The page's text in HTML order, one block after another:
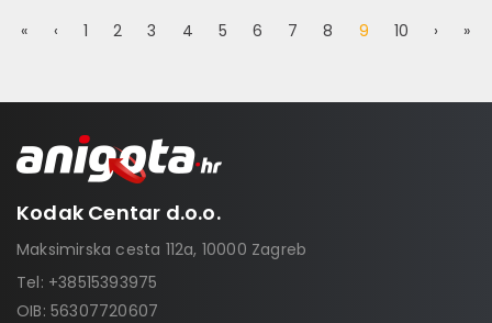
« ‹ 1 2 3 4 5 6 7 8 9 10 › »
Kodak Centar d.o.o.
Maksimirska cesta 112a, 10000 Zagreb
Tel: +38515393975
OIB: 56307720607